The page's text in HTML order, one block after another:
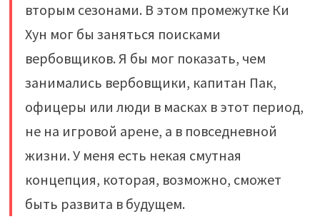
вторым сезонами. В этом промежутке Ки
Хун мог бы заняться поисками
вербовщиков. Я бы мог показать, чем
занимались вербовщики, капитан Пак,
офицеры или люди в масках в этот период,
не на игровой арене, а в повседневной
жизни. У меня есть некая смутная
концепция, которая, возможно, сможет
быть развита в будущем.